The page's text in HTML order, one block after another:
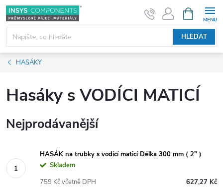
Přejít
na
obsah
HLEDAT
NÁKUPNÍ
KOŠÍK
HASÁKY
Hasáky s VODÍCI MATICÍ
Nejprodávanější
HASÁK na trubky s vodící maticí Délka 300 mm ( 2" )
Skladem
627,27 Kč
759 Kč včetně DPH